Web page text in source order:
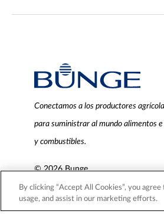
Conectamos a los productores
para suministrar al mundo alimentos
y combustibles.
© 2026 Bunge.
By clicking “Accept All Cookies”, you
usage, and assist in our marketing efforts.